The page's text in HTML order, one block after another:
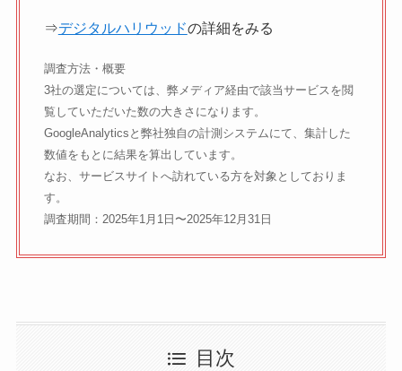
⇒デジタルハリウッドの詳細をみる
調査方法・概要
3社の選定については、弊メディア経由で該当サービスを閲
覧していただいた数の大きさになります。
GoogleAnalyticsと弊社独自の計測システムにて、集計した
数値をもとに結果を算出しています。
なお、サービスサイトへ訪れている方を対象としておりま
す。
調査期間：2025年1月1日〜2025年12月31日
目次